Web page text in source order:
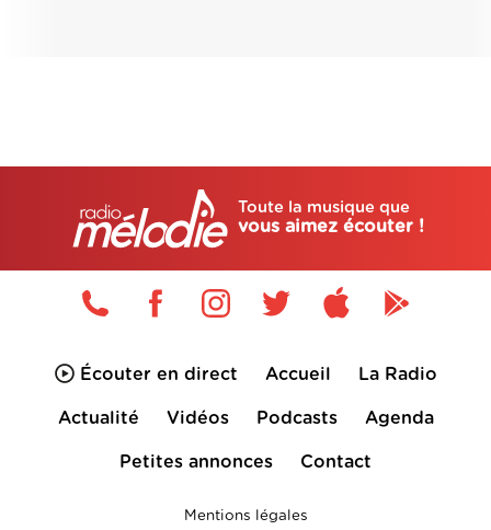
Toute la musique que
vous aimez écouter !
Écouter en direct Accueil La Radio
Actualité Vidéos Podcasts Agenda
Petites annonces Contact
Mentions légales